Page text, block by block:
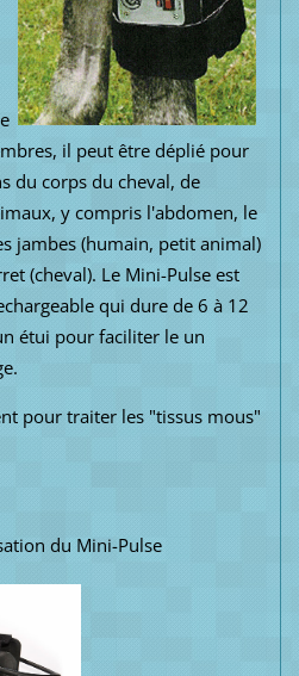
il peut être déplié pour
du corps du cheval, de
y compris l'abdomen, le
jambes (humain, petit animal)
(cheval). Le Mini-Pulse est
qui dure de 6 à 12
étui pour faciliter le un
pour traiter les "tissus mous"
du Mini-Pulse